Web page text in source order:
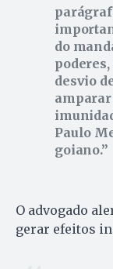
do
desvio
Paulo
goiano.
O advogado
gerar efeitos